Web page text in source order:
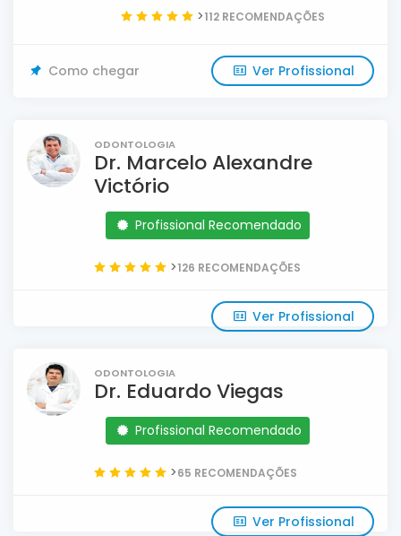
>112 RECOMENDAÇÕES
Como chegar Ver Profissional
ODONTOLOGIA
Dr. Marcelo Alexandre
Victório
Profissional Recomendado
>126 RECOMENDAÇÕES
Ver Profissional
ODONTOLOGIA
Dr. Eduardo Viegas
Profissional Recomendado
>65 RECOMENDAÇÕES
Ver Profissional